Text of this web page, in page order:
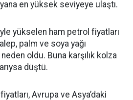
en yüksek seviyeye ulaştı.
yükselen ham petrol fiyatları
palm ve soya yağı
oldu. Buna karşılık kolza
düştü.
Avrupa ve Asya’daki